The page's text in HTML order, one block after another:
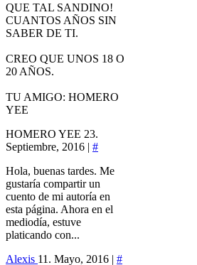
QUE TAL SANDINO!
CUANTOS AÑOS SIN
SABER DE TI.
CREO QUE UNOS 18 O
20 AÑOS.
TU AMIGO: HOMERO
YEE
HOMERO YEE 23.
Septiembre, 2016 | #
Hola, buenas tardes. Me
gustaría compartir un
cuento de mi autoría en
esta página. Ahora en el
mediodía, estuve
platicando con...
Alexis 11. Mayo, 2016 | #